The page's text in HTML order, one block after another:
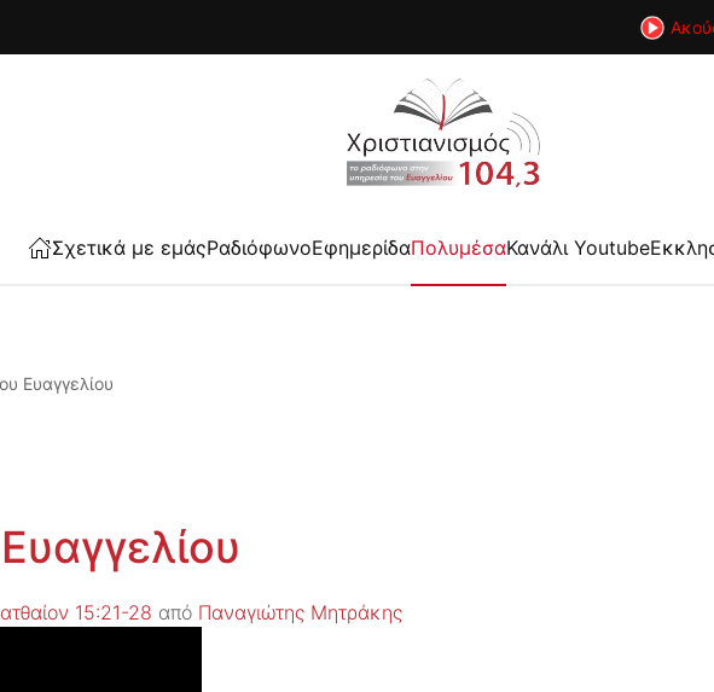
Σχετικά με εμάςΡαδιόφωνοΕφημερίδαΠολυμέσαΚανάλι Youtube
Ευαγγελίου
15:21-28 από Παναγιώτης Μητράκης